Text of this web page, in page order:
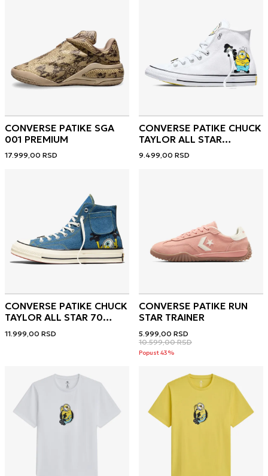
CONVERSE PATIKE SGA
001 PREMIUM
17.999,00 RSD
CONVERSE PATIKE CHUCK
TAYLOR ALL STAR
MINIONS
9.499,00 RSD
CONVERSE PATIKE CHUCK
TAYLOR ALL STAR 70
POCKET - MINION
11.999,00 RSD
CONVERSE PATIKE RUN
STAR TRAINER
5.999,00 RSD
10.599,00 RSD
Popust 43%